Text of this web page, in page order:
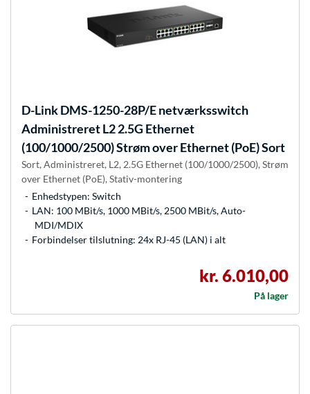
D-LinkDMS-1250-28P/E netværksswitch
Administreret L2 2.5G Ethernet
(100/1000/2500) Strøm over Ethernet (PoE) Sort
Sort, Administreret, L2, 2.5G Ethernet (100/1000/2500), Strøm
over Ethernet (PoE), Stativ-montering
Enhedstypen: Switch
LAN: 100 MBit/s, 1000 MBit/s, 2500 MBit/s, Auto-
MDI/MDIX
Forbindelser tilslutning: 24x RJ-45 (LAN) i alt
kr. 6.010,00
På lager